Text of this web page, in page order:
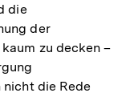
die
der
zu decken –
die Rede